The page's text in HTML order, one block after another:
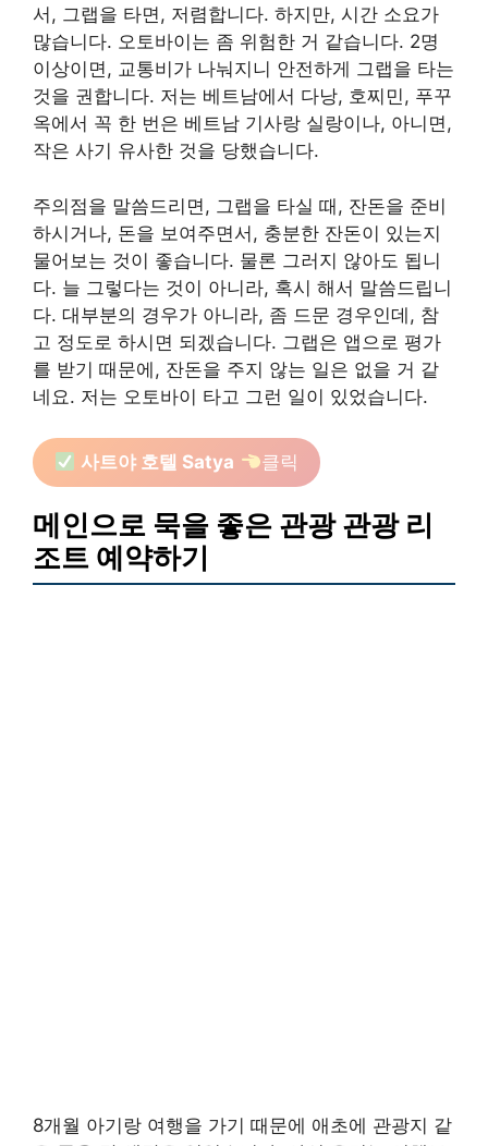
서, 그랩을 타면, 저렴합니다. 하지만, 시간 소요가
많습니다. 오토바이는 좀 위험한 거 같습니다. 2명
이상이면, 교통비가 나눠지니 안전하게 그랩을 타는
것을 권합니다. 저는 베트남에서 다낭, 호찌민, 푸꾸
옥에서 꼭 한 번은 베트남 기사랑 실랑이나, 아니면,
작은 사기 유사한 것을 당했습니다.
주의점을 말씀드리면, 그랩을 타실 때, 잔돈을 준비
하시거나, 돈을 보여주면서, 충분한 잔돈이 있는지
물어보는 것이 좋습니다. 물론 그러지 않아도 됩니
다. 늘 그렇다는 것이 아니라, 혹시 해서 말씀드립니
다. 대부분의 경우가 아니라, 좀 드문 경우인데, 참
고 정도로 하시면 되겠습니다. 그랩은 앱으로 평가
를 받기 때문에, 잔돈을 주지 않는 일은 없을 거 같
네요. 저는 오토바이 타고 그런 일이 있었습니다.
사트야 호텔 Satya 클릭
메인으로 묵을 좋은 관광 관광 리
조트 예약하기
8개월 아기랑 여행을 가기 때문에 애초에 관광지 같